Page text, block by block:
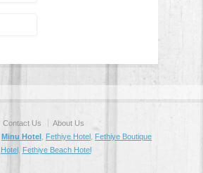
Contact Us
About Us
Minu Hotel Fethiye Hotel Fethiye Boutique
Hotel, Fethiye Beach Hotel